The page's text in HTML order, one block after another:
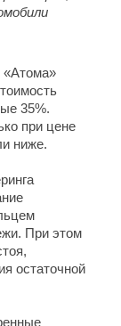
«Атома»
35%.
при цене
ниже.
При этом
остаточной